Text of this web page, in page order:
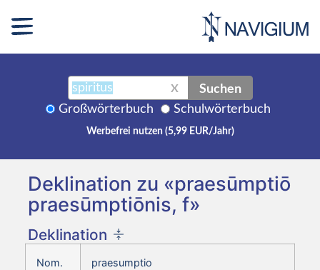
X Suchen
Großwörterbuch Schulwörterbuch
Werbefrei nutzen (5,99 EUR/Jahr)
Deklination zu «praesūmptiō
praesūmptiōnis, f»
Deklination
Nom.
praesumptio